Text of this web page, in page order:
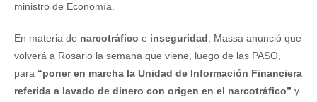
ministro de Economía.
En materia de narcotráfico e inseguridad, Massa anunció que
volverá a Rosario la semana que viene, luego de las PASO,
para “poner en marcha la Unidad de Información Financiera
referida a lavado de dinero con origen en el narcotráfico” y